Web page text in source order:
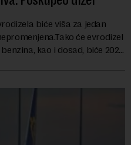
biće viša za jedan
će evrodizel
kao i dosad, biće 202